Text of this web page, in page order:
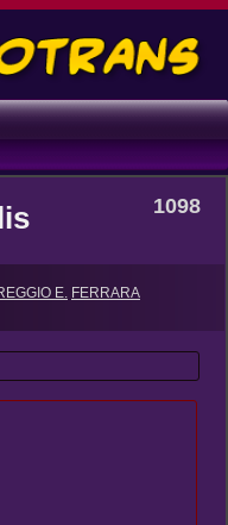
1098
E. FERRARA